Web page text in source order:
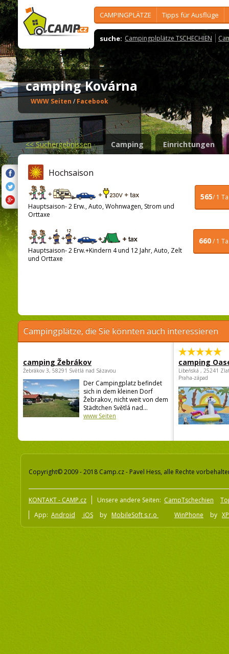
CAMPINGPLÄTZE Tipps für Ausflüge
suche: Campingplplätze TSCHECHIEN
camping Kovárna
WWW Seiten / Facebook
<<Suchergebnissen Camping Einrichtungen
Hochsaison
565/ 1
Hauptsaison- 2 Erw., Auto, Wohnwagen, Strom und
Orttaxe
660/ 1
Hauptsaison- 2 Erw.+Kindern 4 und 12 Jahr, Auto, Zelt
und Orttaxe
Campingplätze, die Sie könnten auch interessieren
camping Žebrákov
Žebrákov 3, 58291 Světlá nad Sázavou
Der Campingplatz befindet
sich in dem kleinen Dorf
Žebrakov, nicht weit von dem
Städtchen Světlá nad...
www Seiten
camping
Libeňská , 25241
Praha-západ
Copyright© 2009 - 2018 Camp.cz - Pavel Hess, alle Rechte
KONTAKT - CAMP.cz Unsere andere Seiten: CampTschechien
App: Android iOS by MobileSoft s.r.o WinPhone by